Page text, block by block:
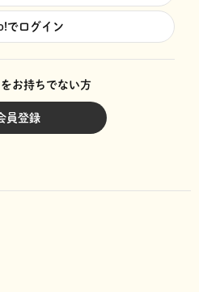
でログイン
お持ちでない方
員登録